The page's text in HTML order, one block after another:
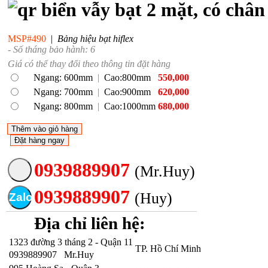
biển vẫy bạt 2 mặt, có
MSP#490 | Bảng hiệu bạt hiflex
- Số tháng bảo hành: 6
Giá có thể thay đổi theo thông tin đặt hàng
Ngang: 600mm | Cao:800mm
550,000
Ngang: 700mm | Cao:900mm
620,000
Ngang: 800mm | Cao:1000mm 680,000
Thêm vào giỏ hàng
Đặt hàng ngay
0939889907 (Mr.Huy)
Zalo 0939889907 (Huy)
Địa chỉ liên hệ:
1323 đường 3 tháng 2 - Quận 11
0939889907
Mr.Huy
TP. Hồ Chí Minh